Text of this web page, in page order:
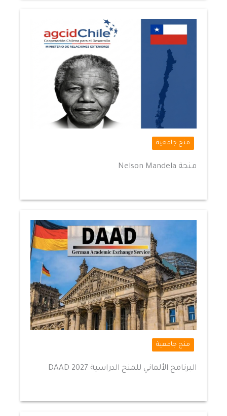
منح جامعية
منحة Nelson Mandela
منح جامعية
البرنامج الألماني للمنح الدراسية DAAD 2027